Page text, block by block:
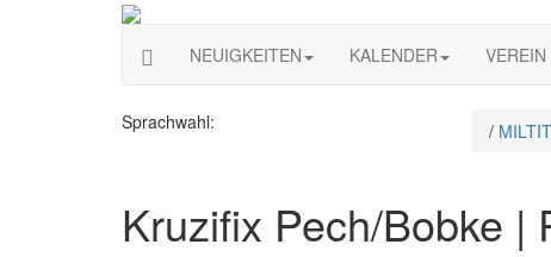
NEUIGKEITEN KALENDER VEREIN
Sprachwahl: /
Kruzifix Pech/Bobke |